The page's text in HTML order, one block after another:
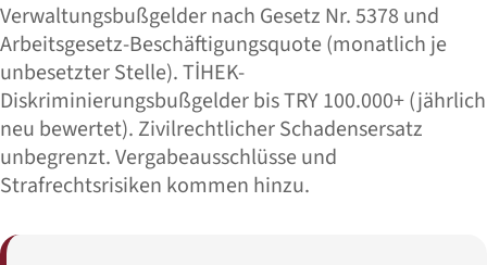
Verwaltungsbußgelder nach Gesetz Nr. 5378 und
Arbeitsgesetz-Beschäftigungsquote (monatlich je
unbesetzter Stelle). TİHEK-
Diskriminierungsbußgelder bis TRY 100.000+ (jährlich
neu bewertet). Zivilrechtlicher Schadensersatz
unbegrenzt. Vergabeausschlüsse und
Strafrechtsrisiken kommen hinzu.